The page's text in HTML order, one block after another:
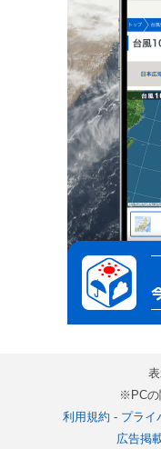
表
※PCの
利用規約 - プライ
広告掲